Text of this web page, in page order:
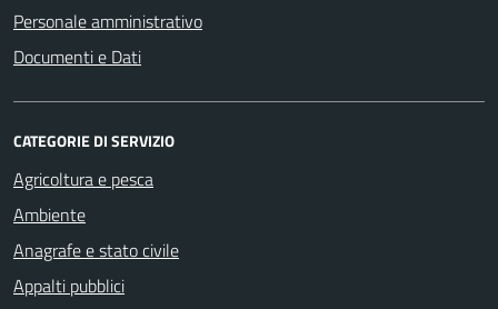
Personale amministrativo
Documenti e Dati
CATEGORIE DI SERVIZIO
Agricoltura e pesca
Ambiente
Anagrafe e stato civile
Appalti pubblici